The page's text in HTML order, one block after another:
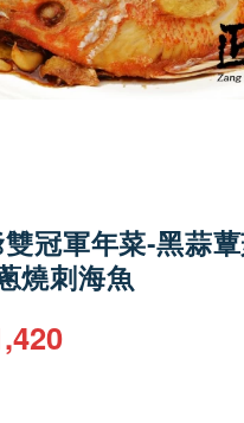
冠軍年菜-黑蒜
燒刺海魚